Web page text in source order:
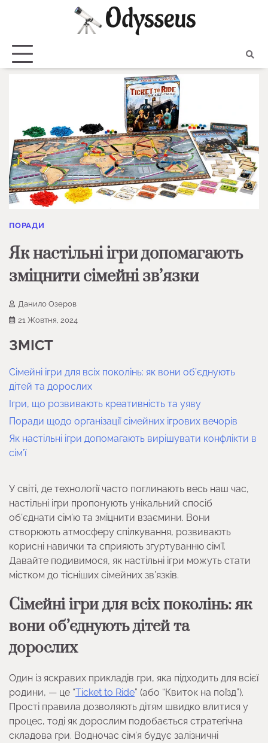
ПОРАДИ
Як настільні ігри допомагають
зміцнити сімейні зв’язки
Данило Озеров
21 Жовтня, 2024
ЗМІСТ
Сімейні ігри для всіх поколінь: як вони об’єднують
дітей та дорослих
Ігри, що розвивають креативність та уяву
Поради щодо організації сімейних ігрових вечорів
Як настільні ігри допомагають вирішувати конфлікти в
сім’ї
У світі, де технології часто поглинають весь наш час,
настільні ігри пропонують унікальний спосіб
об’єднати сім’ю та зміцнити взаємини. Вони
створюють атмосферу спілкування, розвивають
корисні навички та сприяють згуртуванню сім’ї.
Давайте подивимося, як настільні ігри можуть стати
містком до тісніших сімейних зв’язків.
Сімейні ігри для всіх поколінь: як
вони об’єднують дітей та
дорослих
Один із яскравих прикладів гри, яка підходить для всієї
родини, — це “Ticket to Ride” (або “Квиток на поїзд”).
Прості правила дозволяють дітям швидко влитися у
процес, тоді як дорослим подобається стратегічна
складова гри. Водночас сім’я будує залізничні